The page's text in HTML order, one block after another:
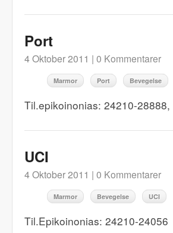
Port
4 Oktober 2011 | 0 Kommentarer
Marmor Port Bevegelse
Til.epikoinonias: 24210-
UCI
4 Oktober 2011 | 0 Kommentarer
Marmor Bevegelse UCI
Til.Epikoinonias: 24210-24056